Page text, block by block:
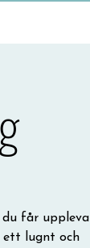
du får uppleva
ett lugnt och